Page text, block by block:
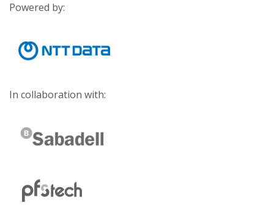
Powered by:
In collaboration with: